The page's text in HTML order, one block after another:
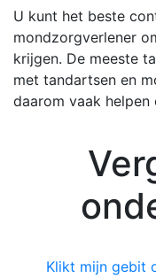
U kunt het beste
mondzorgverlener
krijgen. De meeste
met tandartsen en
daarom vaak
Klikt mijn gebit